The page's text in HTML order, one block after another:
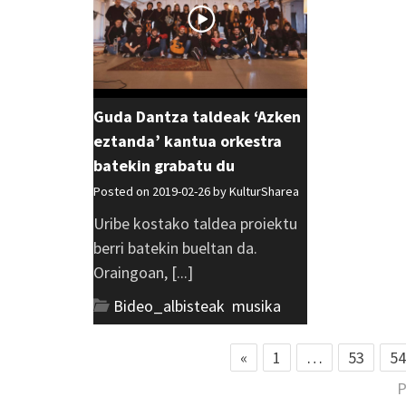
Guda Dantza taldeak ‘Azken
eztanda’ kantua orkestra
batekin grabatu du
Posted on 2019-02-26 byKulturSharea
Uribe kostako taldea proiektu
berri batekin bueltan da.
Oraingoan, [...]
Bideo_albisteak musika
« 1 … 53 54